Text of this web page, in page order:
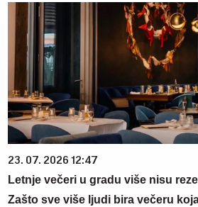
23. 07. 2026 12:47
Letnje večeri u gradu više nisu
Zašto sve više ljudi bira večeru